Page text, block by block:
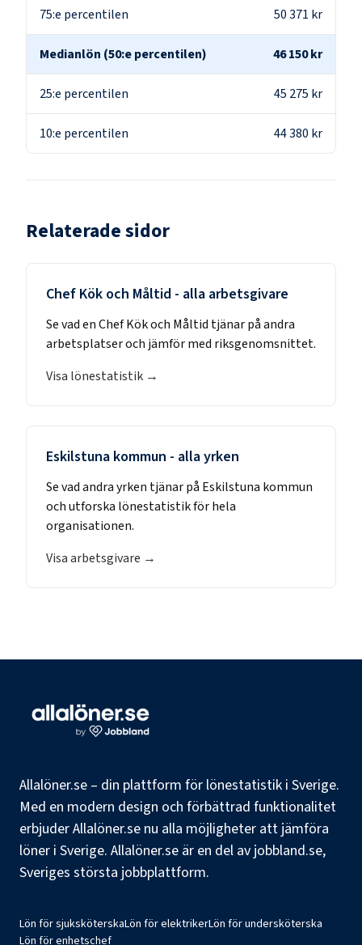
75:e percentilen 50 371 kr
Medianlön (50:e percentilen) 46 150 kr
25:e percentilen 45 275 kr
10:e percentilen 44 380 kr
Relaterade sidor
Chef Kök och Måltid - alla arbetsgivare
Se vad enChef Kök och Måltid tjänar på andra
arbetsplatser och jämför med riksgenomsnittet.
Visa lönestatistik →
Eskilstuna kommun - alla yrken
Se vad andra yrken tjänar på Eskilstuna kommun
och utforska lönestatistik för hela
organisationen.
Visa arbetsgivare →
Allalöner.se – din plattform för lönestatistik i Sverige.
Med en modern design och förbättrad funktionalitet
erbjuder Allalöner.se nu alla möjligheter att jämföra
löner i Sverige. Allalöner.se är en del av jobbland.se,
Sveriges största jobbplattform.
Lön för sjuksköterskaLön för elektrikerLön för undersköterska
Lön för enhetschef